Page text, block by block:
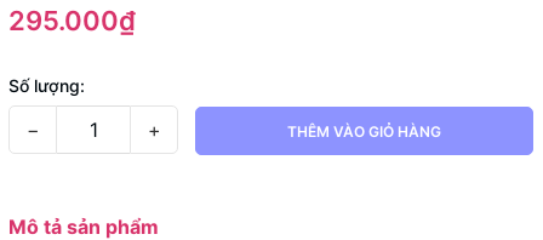
295.000₫
Số lượng:
− + THÊM VÀO GIỎ HÀNG
Mô tả sản phẩm